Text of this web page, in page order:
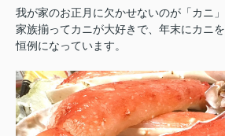
我が家のお正月に欠かせないのが「カニ」
家族揃ってカニが大好きで、年末にカニ
恒例になっています。